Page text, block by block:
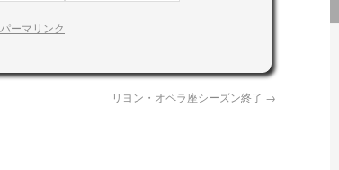
パーマリンク
リヨン・オペラ座シーズン終了 →